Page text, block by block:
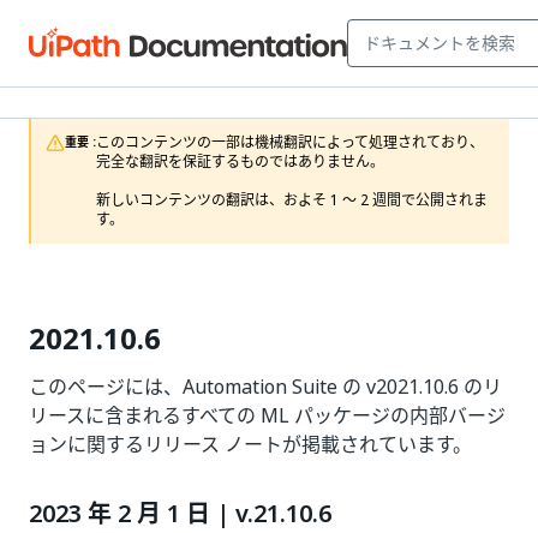
重要 :このコンテンツの一部は機械翻訳によって処理されており、
完全な翻訳を保証するものではありません。
新しいコンテンツの翻訳は、およそ 1 ～ 2 週間で公開されま
す。
2021.10.6
このページには、Automation Suite の v2021.10.6 のリ
リースに含まれるすべての ML パッケージの内部バージ
ョンに関するリリース ノートが掲載されています。
2023 年 2 月 1 日 | v.21.10.6